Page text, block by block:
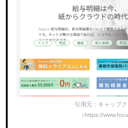
引用元：キャップ
（https://